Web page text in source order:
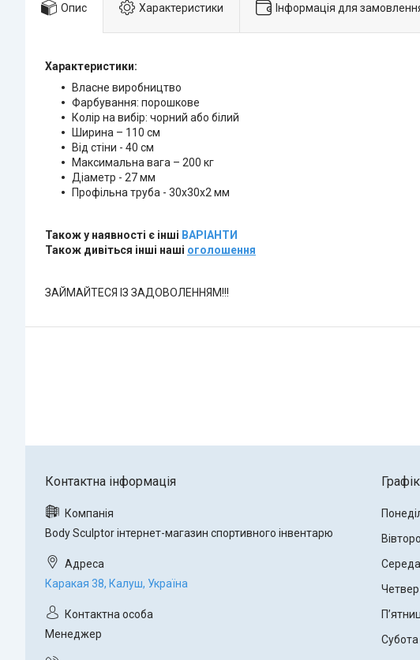
Опис Характеристики Інформація для
Характеристики:
Власне виробництво
Фарбування: порошкове
Колір на вибір: чорний або білий
Ширина – 110 см
Від стіни - 40 см
Максимальна вага – 200 кг
Діаметр - 27 мм
Профільна труба - 30х30х2 мм
Також у наявності є інші ВАРІАНТИ
Також дивіться інші наші оголошення
ЗАЙМАЙТЕСЯ ІЗ ЗАДОВОЛЕННЯМ!!!
Body Sculptor інтернет-магазин спортивного інвентарю
Каракая 38, Калуш, Україна
Менеджер
Середа
Четвер
Субота